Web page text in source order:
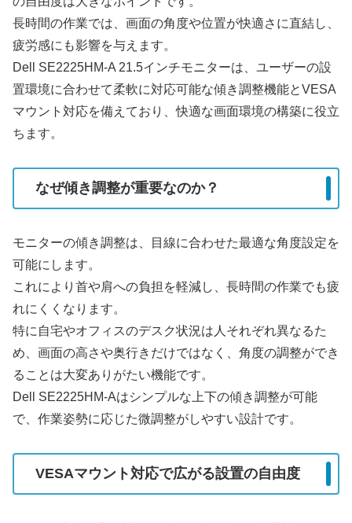
長時間の作業では、画面の角度や位置が快適さに直結し、
疲労感にも影響を与えます。
Dell SE2225HM-A 21.5インチモニターは、ユーザーの設
置環境に合わせて柔軟に対応可能な傾き調整機能とVESA
マウント対応を備えており、快適な画面環境の構築に役立
ちます。
なぜ傾き調整が重要なのか？
モニターの傾き調整は、目線に合わせた最適な角度設定を
可能にします。
これにより首や肩への負担を軽減し、長時間の作業でも疲
れにくくなります。
特に自宅やオフィスのデスク状況は人それぞれ異なるた
め、画面の高さや奥行きだけではなく、角度の調整ができ
ることは大変ありがたい機能です。
Dell SE2225HM-Aはシンプルな上下の傾き調整が可能
で、作業姿勢に応じた微調整がしやすい設計です。
VESAマウント対応で広がる設置の自由度